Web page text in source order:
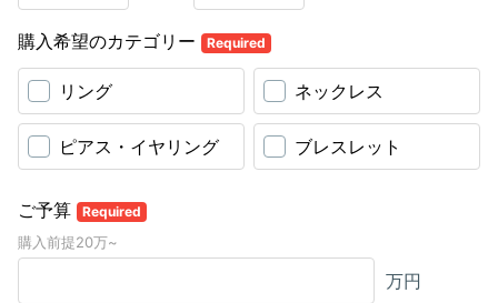
購入希望のカテゴリー Required
リング ネックレス
ピアス・イヤリング ブレスレット
ご予算 Required
購入前提20万~
万円